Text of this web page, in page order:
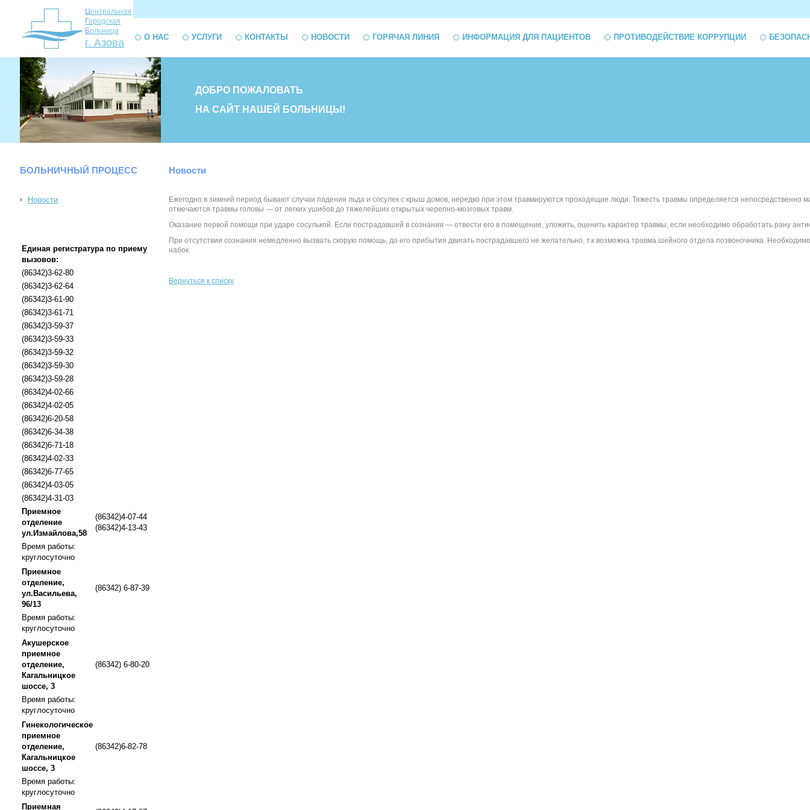
Центральная
Городская
Больница
г. Азова О НАС УСЛУГИ КОНТАКТЫ НОВОСТИ ГОРЯЧАЯ ЛИНИЯ ИНФОРМАЦИЯ ДЛЯ ПАЦИЕНТОВ ПРОТИВОДЕЙСТВИЕ КОРРУПЦИИ
ДОБРО ПОЖАЛОВАТЬ
НА САЙТ НАШЕЙ БОЛЬНИЦЫ!
БОЛЬНИЧНЫЙ ПРОЦЕСС
Новости
Единая регистратура по приему
вызовов:
(86342)3-62-80
(86342)3-62-64
(86342)3-61-90
(86342)3-61-71
(86342)3-59-37
(86342)3-59-33
(86342)3-59-32
(86342)3-59-30
(86342)3-59-28
(86342)4-02-66
(86342)4-02-05
(86342)6-20-58
(86342)6-34-38
(86342)6-71-18
(86342)4-02-33
(86342)6-77-65
(86342)4-03-05
(86342)4-31-03
Приемное
отделение
ул.Измайлова,58
(86342)4-07-44
(86342)4-13-43
Время работы:
круглосуточно
Приемное
отделение,
ул.Васильева,
96/13
(86342) 6-87-39
Время работы:
круглосуточно
Акушерское
приемное
отделение,
Кагальницкое
шоссе, 3
(86342) 6-80-20
Время работы:
круглосуточно
Гинекологическое
приемное
отделение,
Кагальницкое
шоссе, 3
(86342)6-82-78
Время работы:
круглосуточно
Приемная
Новости
Ежегодно в зимний период бывают случаи падения льда и сосулек с крыш домов, нередко при этом травмируются проходящие люди. Тяжесть травмы определяется
отмечаются травмы головы — от легких ушибов до тяжелейших открытых черепно-мозговых травм.
Оказание первой помощи при ударе сосулькой. Если пострадавший в сознании — отвести его в помещение, уложить, оценить характер травмы, если необходимо обработать рану
При отсутствии сознания немедленно вызвать скорую помощь, до его прибытия двигать пострадавшего не желательно, т.к возможна травма шейного отдела позвоночника.
набок.
Вернуться к списку